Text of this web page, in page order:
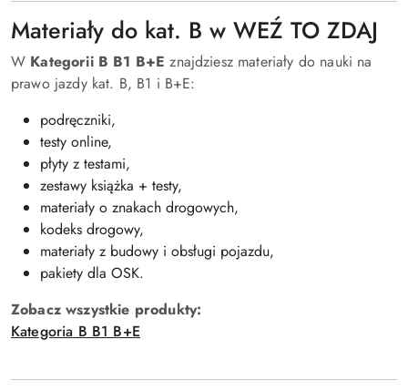
Materiały do kat. B w WEŹ TO ZDAJ
W Kategorii B B1 B+E znajdziesz materiały do nauki na
prawo jazdy kat. B, B1 i B+E:
podręczniki,
testy online,
płyty z testami,
zestawy książka + testy,
materiały o znakach drogowych,
kodeks drogowy,
materiały z budowy i obsługi pojazdu,
pakiety dla OSK.
Zobacz wszystkie produkty:
Kategoria B B1 B+E